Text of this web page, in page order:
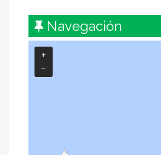
Navegación
+
−